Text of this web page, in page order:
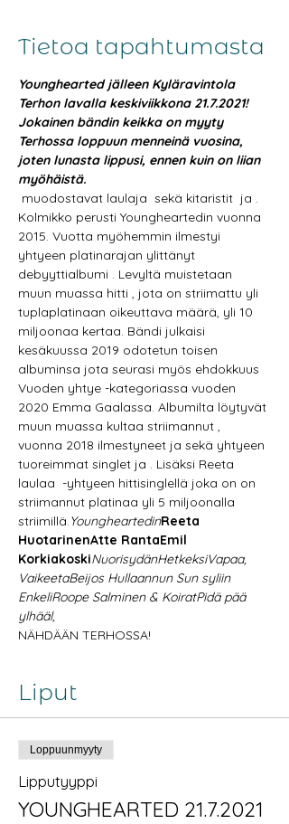
Tietoa tapahtumasta
Younghearted jälleen Kyläravintola
Terhon lavalla keskiviikkona 21.7.2021!
Jokainen bändin keikka on myyty
Terhossa loppuun menneinä vuosina,
joten lunasta lippusi, ennen kuin on liian
myöhäistä.
muodostavat laulaja sekä kitaristit ja .
Kolmikko perusti Youngheartedin vuonna
2015. Vuotta myöhemmin ilmestyi
yhtyeen platinarajan ylittänyt
debyyttialbumi . Levyltä muistetaan
muun muassa hitti , jota on striimattu yli
tuplaplatinaan oikeuttava määrä, yli 10
miljoonaa kertaa. Bändi julkaisi
kesäkuussa 2019 odotetun toisen
albuminsa jota seurasi myös ehdokkuus
Vuoden yhtye -kategoriassa vuoden
2020 Emma Gaalassa. Albumilta löytyvät
muun muassa kultaa striimannut ,
vuonna 2018 ilmestyneet ja sekä yhtyeen
tuoreimmat singlet ja . Lisäksi Reeta
laulaa -yhtyeen hittisinglellä joka on on
striimannut platinaa yli 5 miljoonalla
striimillä.YoungheartedinReeta
HuotarinenAtte RantaEmil
KorkiakoskiNuorisydänHetkeksiVapaa,
VaikeetaBeijos Hullaannun Sun syliin
EnkeliRoope Salminen & KoiratPidä pää
ylhääl,
NÄHDÄÄN TERHOSSA!
Liput
Loppuunmyyty
Lipputyyppi
YOUNGHEARTED 21.7.2021